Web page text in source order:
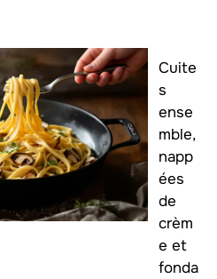
Cuite
s
ense
mble,
napp
ées
de
crèm
e et
fonda